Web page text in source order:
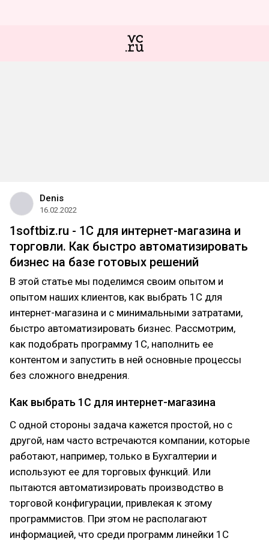
Denis
16.02.2022
1softbiz.ru - 1С для интернет-магазина и
торговли. Как быстро автоматизировать
бизнес на базе готовых решений
В этой статье мы поделимся своим опытом и
опытом наших клиентов, как выбрать 1С для
интернет-магазина и с минимальными затратами,
быстро автоматизировать бизнес. Рассмотрим,
как подобрать программу 1С, наполнить ее
контентом и запустить в ней основные процессы
без сложного внедрения.
Как выбрать 1С для интернет-магазина
С одной стороны задача кажется простой, но с
другой, нам часто встречаются компании, которые
работают, например, только в Бухгалтерии и
используют ее для торговых функций. Или
пытаются автоматизировать производство в
торговой конфигурации, привлекая к этому
программистов. При этом не располагают
информацией, что среди программ линейки 1С